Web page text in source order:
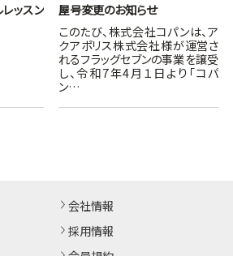
ッスン
屋号変更のお知らせ
このたび、株式会社コパンは、ア
クアポリス株式会社様が運営さ
れるフラッグセブンの事業を譲受
し、令和7年4月１日より「コパ
ン…
会社情報
採用情報